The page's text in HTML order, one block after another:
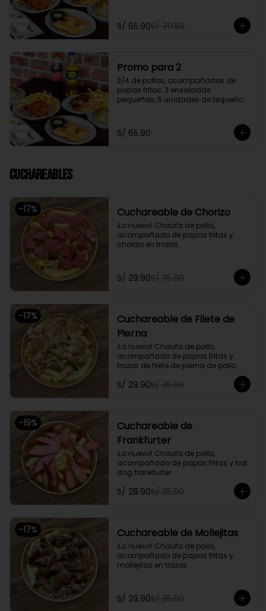
Promoción exclusiva para llevar o
delivery
S/ 65.90S/ 79.50
Promo para 2
2/4 de pollos, acompañados de
papas fritas, 2 ensaladas
pequeñas, 5 unidades de tequeños
Promoción exclusiva para llevar o
delivery
S/ 65.90
Cuchareables
-17% Cuchareable de Chorizo
¡Lo nuevo! Chaufa de pollo,
acompañado de papas fritas y
chorizo en trozos.
S/ 29.90S/ 35.90
-17%
Cuchareable de Filete de
Pierna
¡Lo nuevo! Chaufa de pollo,
acompañado de papas fritas y
trozos de filete de pierna de pollo.
S/ 29.90S/ 35.90
-19%
Cuchareable de
Frankfurter
¡Lo nuevo! Chaufa de pollo,
acompañado de papas fritas y hot
dog frankfurter
S/ 28.90S/ 35.90
-17% Cuchareable de Mollejitas
¡Lo nuevo! Chaufa de pollo,
acompañado de papas fritas y
mollejitas en trozos.
S/ 29.90S/ 35.90